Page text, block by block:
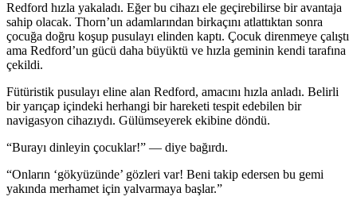
Redford hızla yakaladı. Eğer bu cihazı ele geçirebilirse bir avantaja
sahip olacak. Thorn’un adamlarından birkaçını atlattıktan sonra
çocuğa doğru koşup pusulayı elinden kaptı. Çocuk direnmeye çalıştı
ama Redford’un gücü daha büyüktü ve hızla geminin kendi tarafına
çekildi.
Fütüristik pusulayı eline alan Redford, amacını hızla anladı. Belirli
bir yarıçap içindeki herhangi bir hareketi tespit edebilen bir
navigasyon cihazıydı. Gülümseyerek ekibine döndü.
“Burayı dinleyin çocuklar!” — diye bağırdı.
“Onların ‘gökyüzünde’ gözleri var! Beni takip edersen bu gemi
yakında merhamet için yalvarmaya başlar.”